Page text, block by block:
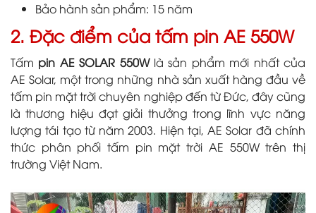
Bảo hành sản phẩm: 15 năm
2. Đặc điểm của tấm pin AE 550W
Tấm pin AE SOLAR 550Wlà sản phẩm mới nhất của
AE Solar, một trong những nhà sản xuất hàng đầu về
tấm pin mặt trời chuyên nghiệp đến từ Đức, đây cũng
là thương hiệu đạt giải thưởng trong lĩnh vực năng
lượng tái tạo từ năm 2003. Hiện tại, AE Solar đã chính
thức phân phối tấm pin mặt trời AE 550W trên thị
trường Việt Nam.